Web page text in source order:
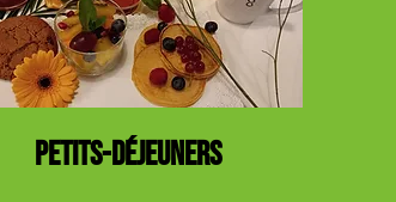
PETITS-DÉJEUNERS